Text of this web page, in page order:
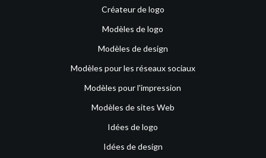
Créateur de logo
Modèles de logo
Modèles de design
Modèles pour les réseaux sociaux
Modèles pour l'impression
Modèles de sites Web
Idées de logo
Idées de design